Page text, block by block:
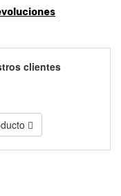
clientes